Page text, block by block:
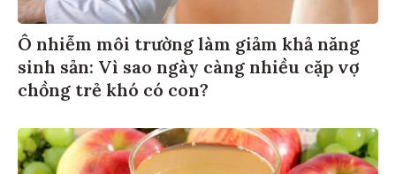
Ô nhiễm môi trường làm giảm khả năng
sinh sản: Vì sao ngày càng nhiều cặp vợ
chồng trẻ khó có con?